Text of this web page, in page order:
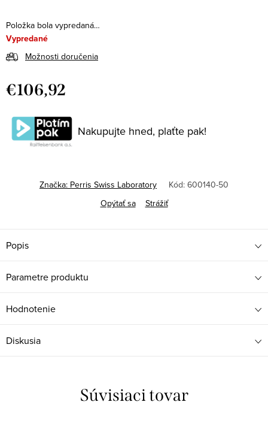
Položka bola vypredaná…
Vypredané
Možnosti doručenia
€106,92
cena:
Nakupujte hned, plaťte pak!
Značka: Perris Swiss Laboratory Kód: 600140-50
Opýtať sa
Strážiť
Popis
Parametre produktu
Hodnotenie
Diskusia
Súvisiaci tovar